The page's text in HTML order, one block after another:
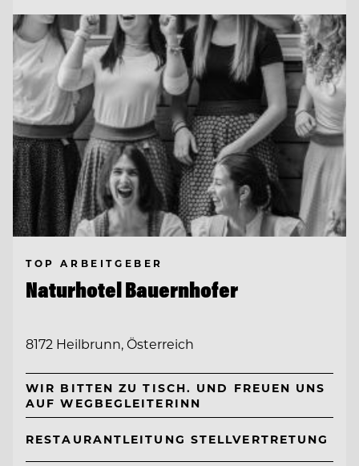
TOP ARBEITGEBER
Naturhotel Bauernhofer
8172 Heilbrunn, Österreich
WIR BITTEN ZU TISCH. UND FREUEN UNS
AUF WEGBEGLEITERINN
RESTAURANTLEITUNG STELLVERTRETUNG